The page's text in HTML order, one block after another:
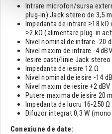
Intrare microfon/sursa
plug-in) Jack stereo de 3,5
Impedanta de intrare ≥18
≥2 kΩ (alimentare plug-in
Nivel nominal de intrare -20
Nivel maxim de intrare -4 dBV
Iesire casti/linie Jack stereo
Impedanta de iesire 12 Ω
Nivel nominal de iesire -14
Nivel maxim de iesire +2
Putere maxima de iesire 20
Impedanta de lucru 16-250 Ω
Difuzor integrat 0,3 W
Conexiune de date: